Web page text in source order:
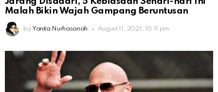
Malah Bikin Wajah Gampang Beruntusan
by Yanita Nurhasanah August 11, 2021, 10:11 pm